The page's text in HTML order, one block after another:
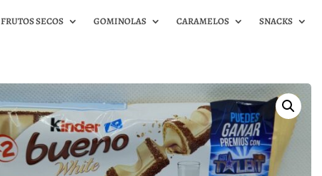
FRUTOS SECOS GOMINOLAS CARAMELOS SNACKS